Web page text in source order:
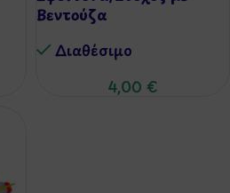
Βεντούζα
Διαθέσιμo
4,00 €